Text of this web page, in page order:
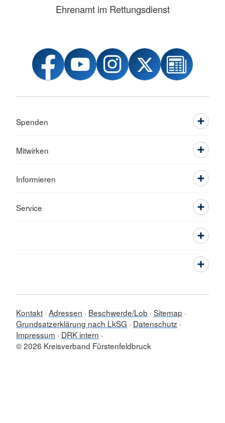
Ehrenamt im Rettungsdienst
Spenden
Mitwirken
Informieren
Service
Kontakt Adressen Beschwerde/Lob Sitemap
Grundsatzerklärung nach LkSG
Datenschutz
Impressum
DRK intern
© 2026 Kreisverband Fürstenfeldbruck